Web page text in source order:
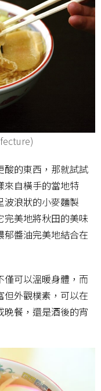
酸的東西，那就試試
來自橫手的當地特
波浪狀的小麥麵製
完美地將秋田的美味
郁醬油完美地結合在
僅可以溫暖身體，而
但外觀樸素，可以在
晚餐，還是酒後的宵